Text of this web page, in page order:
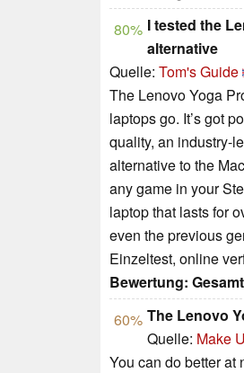
80% I tested the
alternative
Quelle: Tom's Guide
The Lenovo Yoga
laptops go. It’s got
quality, an industry-
alternative to the
any game in your
laptop that lasts for
even the previous
Einzeltest, online
Bewertung: Gesamt
60% The Lenovo
Quelle: Make
You can do better at